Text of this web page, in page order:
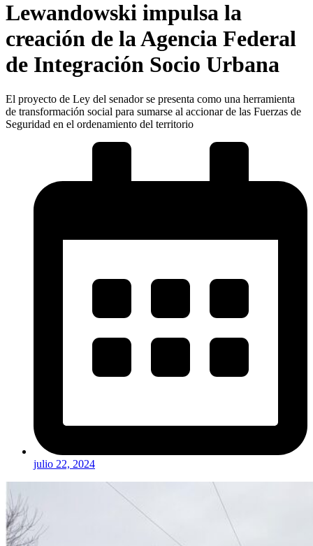
Lewandowski impulsa la
creación de la Agencia Federal
de Integración Socio Urbana
El proyecto de Ley del senador se presenta como una herramienta
de transformación social para sumarse al accionar de las Fuerzas de
Seguridad en el ordenamiento del territorio
julio 22, 2024